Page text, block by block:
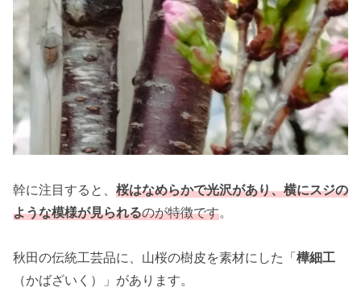
幹に注目すると、 桜はなめらかで光沢があり、横にスジの
ような模様が見られるのが特徴です。
秋田の伝統工芸品に、山桜の樹皮を素材にした「樺細工
（かばざいく）」があります。